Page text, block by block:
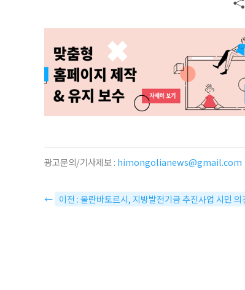
광고문의/기사제보 : himongolianews@gmail.com
← 이전 : 울란바토르시, 지방발전기금 추진사업 시민 의